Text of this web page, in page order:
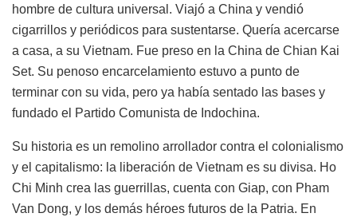
hombre de cultura universal. Viajó a China y vendió
cigarrillos y periódicos para sustentarse. Quería acercarse
a casa, a su Vietnam. Fue preso en la China de Chian Kai
Set. Su penoso encarcelamiento estuvo a punto de
terminar con su vida, pero ya había sentado las bases y
fundado el Partido Comunista de Indochina.
Su historia es un remolino arrollador contra el colonialismo
y el capitalismo: la liberación de Vietnam es su divisa. Ho
Chi Minh crea las guerrillas, cuenta con Giap, con Pham
Van Dong, y los demás héroes futuros de la Patria. En